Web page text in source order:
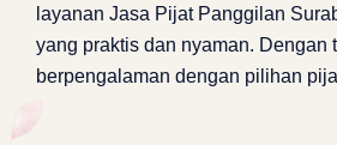
layanan Jasa Pijat Panggilan
yang praktis dan nyaman. Dengan
berpengalaman dengan pilihan